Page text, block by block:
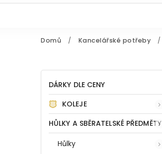
Domů / Kancelářské potřeby /
DÁRKY DLE CENY
KOLEJE
HŮLKY A SBĚRATELSKÉ PŘEDMĚTY
Hůlky